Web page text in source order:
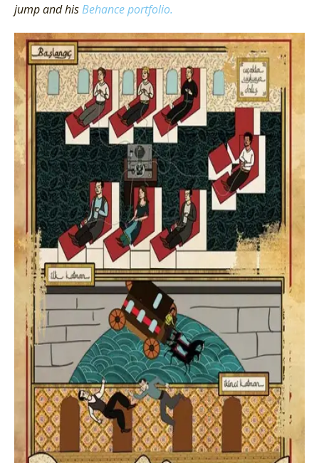
jump and hisBehance portfolio.